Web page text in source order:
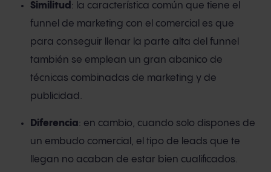
Similitud : la característica común que tiene el
funnel de marketing con el comercial es que
para conseguir llenar la parte alta del funnel
también se emplean un gran abanico de
técnicas combinadas de marketing y de
publicidad.
Diferencia: en cambio, cuando solo dispones de
un embudo comercial, el tipo de leads que te
llegan no acaban de estar bien cualificados.